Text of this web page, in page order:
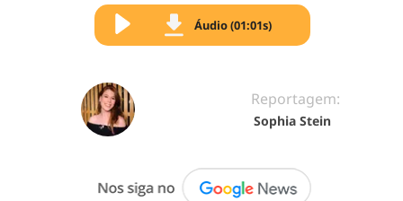
Áudio (01:01s)
Reportagem:
Sophia Stein